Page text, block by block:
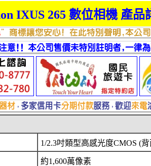
IXUS 265 數位相機 產品
1/2.3吋類型高感光度CMOS (
約1,600萬像素